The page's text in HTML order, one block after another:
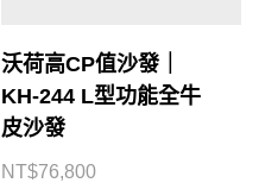
沃荷高CP值沙發｜
KH-244 L型功能全牛
皮沙發
NT$76,800